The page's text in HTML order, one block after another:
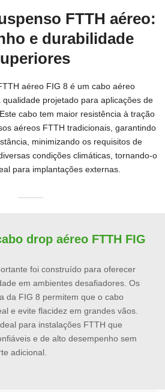
plana
FTTH aéreo:
e durabilidade
aéreo FIG 8 é um cabo aéreo
projetado para aplicações de
cabo tem maior resistência à tração
aéreos FTTH tradicionais, garantindo
minimizando os requisitos de
condições climáticas, tornando-o
para implantações externas.
drop aéreo FTTH FIG
foi construído para oferecer
em ambientes desafiadores. Os
da FIG 8 permitem que o cabo
e evite flacidez em grandes vãos.
para instalações FTTH que
​​e de alto desempenho sem
adicional.